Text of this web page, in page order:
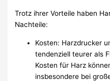
Trotz ihrer Vorteile haben
Nachteile:
Kosten: Harzdrucker
tendenziell teurer als
Kosten für Harz
insbesondere bei